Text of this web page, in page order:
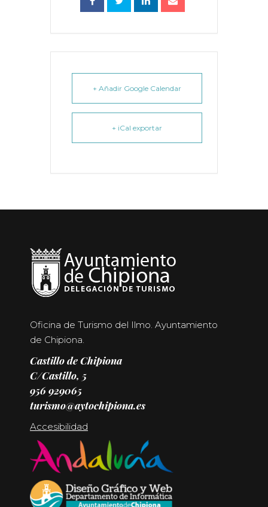
+ Añadir Google Calendar
+ iCal exportar
Oficina de Turismo del Ilmo. Ayuntamiento
de Chipiona.
Castillo de Chipiona
C/Castillo, 5
956 929065
turismo@aytochipiona.es
Accesibilidad